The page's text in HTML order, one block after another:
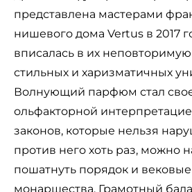
представлена мастерами
нишевого дома Vertus в 2017
вписалась в их
стильных и харизматичных
Волнующий парфюм стал
ольфакторной
законов, которые нельзя
против него хоть раз, можно
пошатнуть порядок и вековые
монаршества. Грамотный